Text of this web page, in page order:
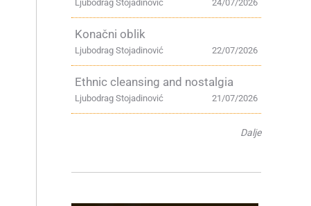
24/07/2026
Ljubodrag Stojadinović
Konačni oblik
22/07/2026
Ljubodrag Stojadinović
Ethnic cleansing and nostalgia
21/07/2026
Ljubodrag Stojadinović
Dalje